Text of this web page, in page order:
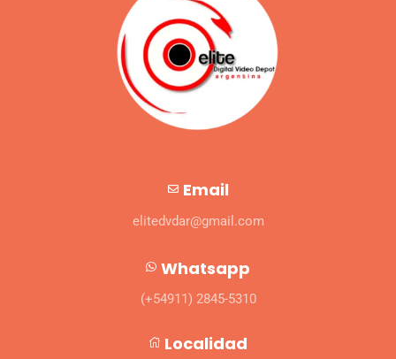
Email
elitedvdar@gmail.com
Whatsapp
(+54911) 2845-5310
Localidad